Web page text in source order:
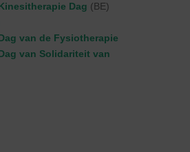
Dag (BE)
van de Fysiotherapie
van Solidariteit van